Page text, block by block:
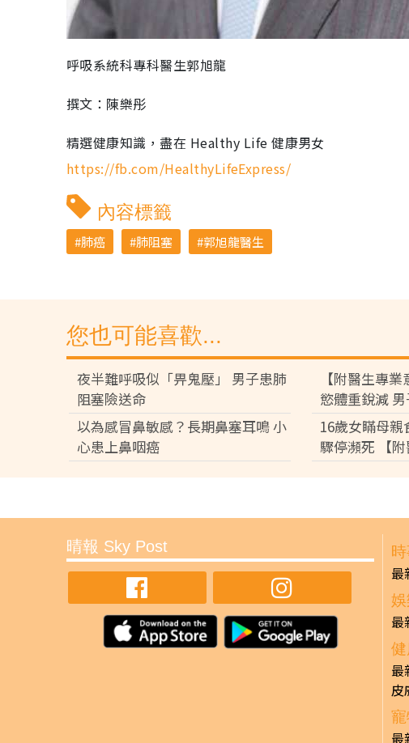
呼吸系統科專科醫生郭旭龍
撰文：陳樂彤
精選健康知識，盡在 Healthy Life 健康男女
https://fb.com/HealthyLifeExpress/
內容標籤
肺癌 肺阻塞 郭旭龍醫生
您也可能喜歡...
夜半難呼吸似「畀鬼壓」 男子患肺
阻塞險送命
【附醫生專
慾體重銳減
3期
以為感冒鼻敏感？長期鼻塞耳鳴 小
心患上鼻咽癌
16歲女瞞母
驟停瀕死 【附
韓國肩頸操︱韓國大熱「3步
虎背熊腰 有效舒緩肩頸痛明
肩頸操︱長時間坐在電腦前辦公、低頸用手機，已成為
頸肌肉過度緊繃與酸痛，長期下來更可能導致「駝背、